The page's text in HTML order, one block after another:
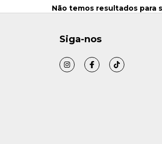
Não temos resultados para
Siga-nos